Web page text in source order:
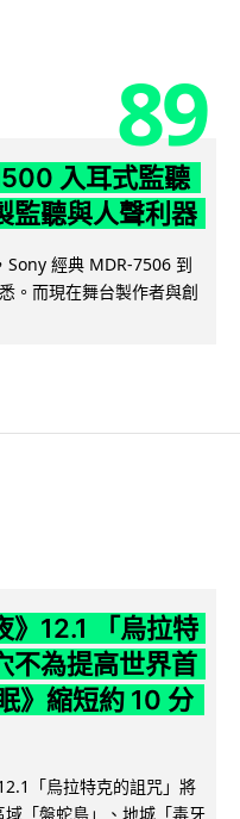
89
入耳式監聽
監聽與人聲利器
Sony 經典 MDR-7506 到
。而現在舞台製作者與創
》12.1 「烏拉特
不為提高世界首
》縮短約 10 分
「烏拉特克的詛咒」將
「盤蛇島」、地城「毒牙